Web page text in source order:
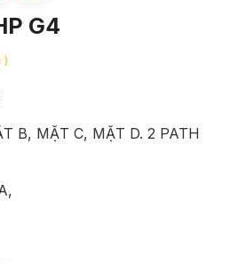
G4
)
B, MẶT C, MẶT D. 2 PATH